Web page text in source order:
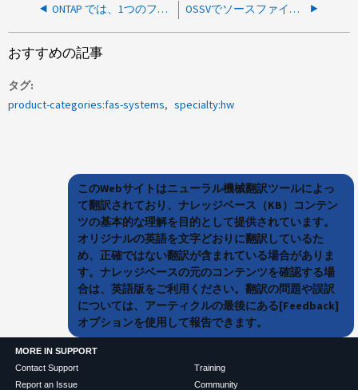
ONTAP では、1つのファイルに関する2つのスクリーニング要求が生成されます OSSVでソースファイラーに接続できません
おすすめの記事
タグ
product-categories:fas-systems
specialty:hw
このWebサイトはニューラル機械翻訳ツールによっ
て翻訳されており、ナレッジベース（KB）コンテン
ツの基本的な理解を目的として提供されています。
オリジナルの英語を文字どおりに翻訳しているた
め、正確ではない翻訳が含まれている場合がありま
す。ナレッジベースの元のコンテンツを確認する場
合は、英語版をご利用ください。翻訳の問題や誤訳
については、アーティクルの最後にある[Feedback]
オプションを使用して報告できます。
MORE IN SUPPORT
Contact Support
Report an Issue
Training
Community